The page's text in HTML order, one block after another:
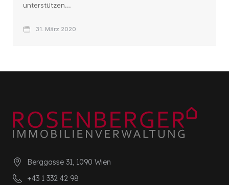
unterstützen...
31. März 2020
Berggasse 31, 1090 Wien
+43 1 332 42 98